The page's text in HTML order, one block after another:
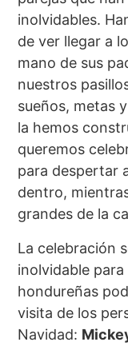
inolvidables.
de ver llegar a
mano de sus
nuestros
sueños, metas
la hemos
queremos
para despertar
dentro,
grandes de la
La celebración
inolvidable
hondureñas
visita de los
Navidad: